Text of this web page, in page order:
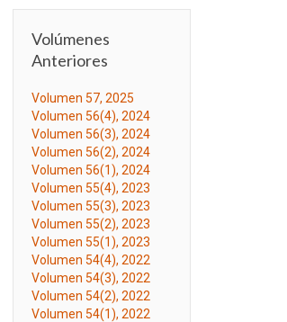
Volúmenes
Anteriores
Volumen 57, 2025
Volumen 56(4), 2024
Volumen 56(3), 2024
Volumen 56(2), 2024
Volumen 56(1), 2024
Volumen 55(4), 2023
Volumen 55(3), 2023
Volumen 55(2), 2023
Volumen 55(1), 2023
Volumen 54(4), 2022
Volumen 54(3), 2022
Volumen 54(2), 2022
Volumen 54(1), 2022